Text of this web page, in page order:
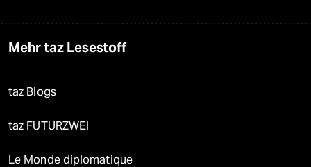
Mehr taz Lesestoff
taz Blogs
taz FUTURZWEI
Le Monde diplomatique